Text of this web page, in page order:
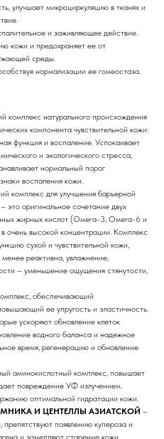
улучшает микроциркуляцию в тканях и
и заживляющее действие.
кожи и предохраняет ее от
среды.
нормализации ее гомеостаза.
комплекс натурального происхождения
компонента чувствительной кожи:
функция и воспаление. Успокаивает
и экологического стресса,
нормальный порог
воспаления кожи.
комплекс для улучшения барьерной
оригинальное сочетание двух
жирных кислот (Омега-3, Омега-6 и
очень высокой концентрации. Комплекс
сухой и чувствительной кожи,
реактивна, увлажнение,
– уменьшение ощущения стянутости,
обеспечивающий
ее упругость и эластичность.
ускоряют обновление клеток
водного баланса и надежное
время, регенерацию и обновление
аминокислотный комплекс, повышает
повреждение УФ излучением.
оптимальной гидратации кожи.
И ЦЕНТЕЛЛЫ АЗИАТСКОЙ –
появлению купероза и
и замедляют старение кожи.